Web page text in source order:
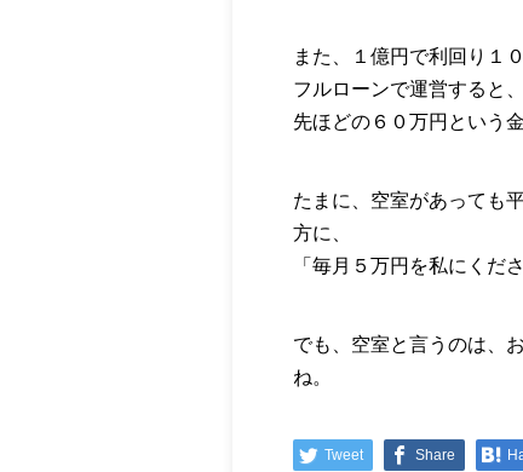
また、１億円で利回り１
フルローンで運営すると
先ほどの６０万円という
たまに、空室があっても
方に、
「毎月５万円を私にくだ
でも、空室と言うのは、
ね。
Tweet Share